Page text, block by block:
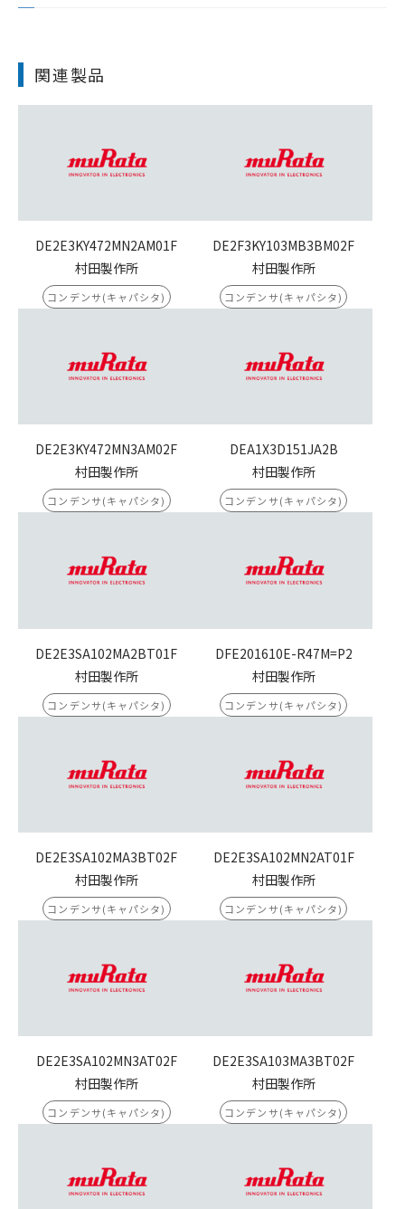
関連製品
DE2E3KY472MN2AM01F
村田製作所
コンデンサ(キャパシタ)
DE2F3KY103MB3BM02F
村田製作所
コンデンサ(キャパシタ)
DE2E3KY472MN3AM02F
村田製作所
コンデンサ(キャパシタ)
DEA1X3D151JA2B
村田製作所
コンデンサ(キャパシタ)
DE2E3SA102MA2BT01F
村田製作所
コンデンサ(キャパシタ)
DFE201610E-R47M=P2
村田製作所
コンデンサ(キャパシタ)
DE2E3SA102MA3BT02F
村田製作所
コンデンサ(キャパシタ)
DE2E3SA102MN2AT01F
村田製作所
コンデンサ(キャパシタ)
DE2E3SA102MN3AT02F
村田製作所
コンデンサ(キャパシタ)
DE2E3SA103MA3BT02F
村田製作所
コンデンサ(キャパシタ)